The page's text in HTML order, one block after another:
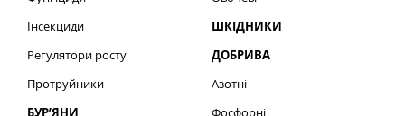
Інсекциди
Регулятори росту
Протруйники
БУР’ЯНИ
ШКІДНИКИ
ДОБРИВА
Азотні
Фосфорні